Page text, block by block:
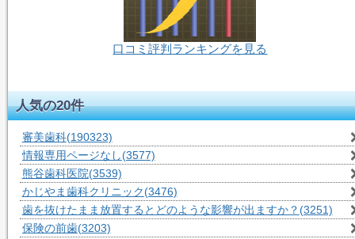
口コミ評判ランキングを見る
人気の20件
審美歯科(190323)
情報専用ページなし(3577)
熊谷歯科医院(3539)
かじやま歯科クリニック(3476)
歯を抜けたまま放置するとどのような影響が出ますか？ (3251)
保険の前歯(3203)